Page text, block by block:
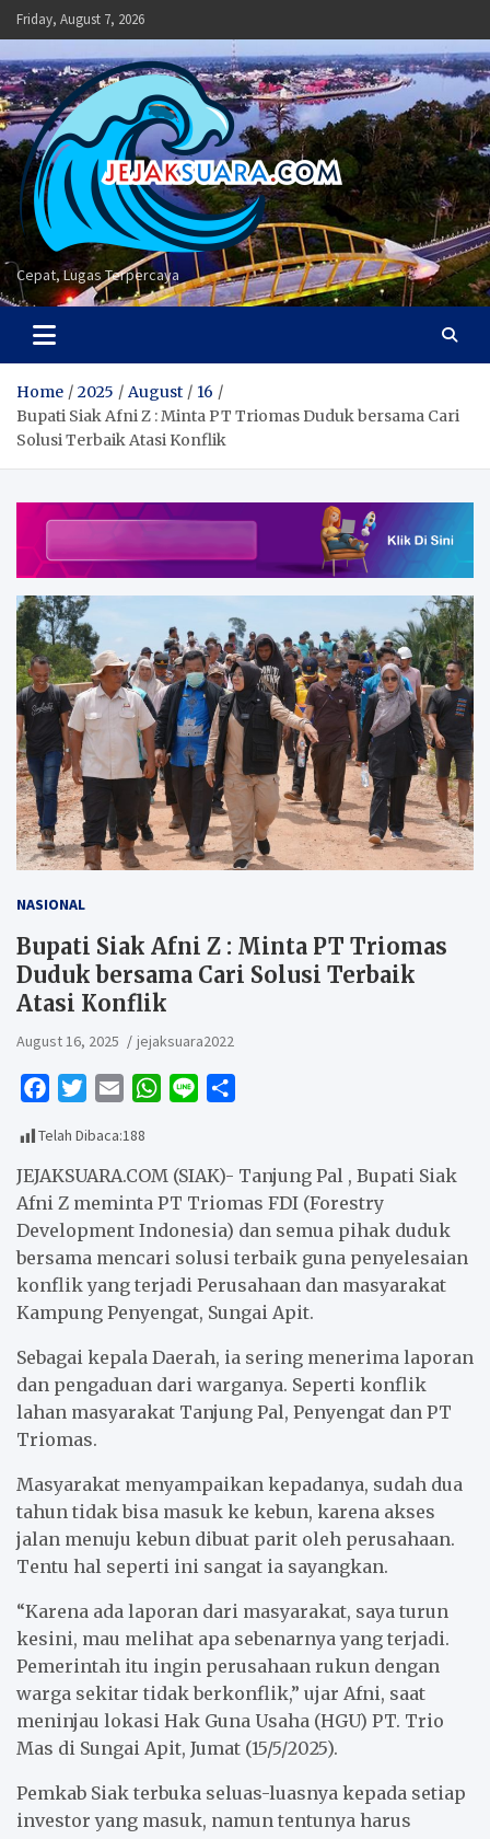
Skip
to
content
Friday, August 7, 2026
Cepat, Lugas Terpercaya
Home 2025 August
16
Bupati Siak Afni Z : Minta PT Triomas Duduk bersama Cari
Solusi Terbaik Atasi Konflik
NASIONAL
Bupati Siak Afni Z : Minta PT Triomas
Duduk bersama Cari Solusi Terbaik
Atasi Konflik
August 16, 2025 jejaksuara2022
c
e
b
o
o
k
i
t
t
e
r
a
i
l
W
t
s
A
p
p
e
r
e
Telah Dibaca:188
JEJAKSUARA.COM (SIAK)- Tanjung Pal , Bupati Siak
Afni Z meminta PT Triomas FDI (Forestry
Development Indonesia) dan semua pihak duduk
bersama mencari solusi terbaik guna penyelesaian
konflik yang terjadi Perusahaan dan masyarakat
Kampung Penyengat, Sungai Apit.
Sebagai kepala Daerah, ia sering menerima laporan
dan pengaduan dari warganya. Seperti konflik
lahan masyarakat Tanjung Pal, Penyengat dan PT
Triomas.
Masyarakat menyampaikan kepadanya, sudah dua
tahun tidak bisa masuk ke kebun, karena akses
jalan menuju kebun dibuat parit oleh perusahaan.
Tentu hal seperti ini sangat ia sayangkan.
“Karena ada laporan dari masyarakat, saya turun
kesini, mau melihat apa sebenarnya yang terjadi.
Pemerintah itu ingin perusahaan rukun dengan
warga sekitar tidak berkonflik,” ujar Afni, saat
meninjau lokasi Hak Guna Usaha (HGU) PT. Trio
Mas di Sungai Apit, Jumat (15/5/2025).
Pemkab Siak terbuka seluas-luasnya kepada setiap
investor yang masuk, namun tentunya harus